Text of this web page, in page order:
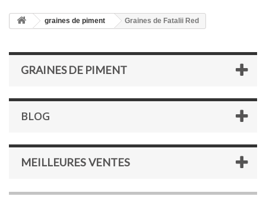
graines de piment Graines de Fatalii Red
GRAINES DE PIMENT
BLOG
MEILLEURES VENTES